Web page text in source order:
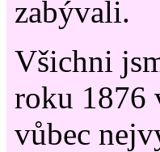
zabývali.
Všichni
roku 1876
vůbec